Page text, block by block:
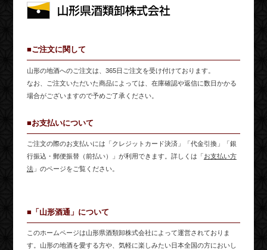
■ご注文に関して
山形の地酒へのご注文は、365日ご注文を受け付けております。
なお、ご注文いただいた商品によっては、在庫確認や返信に数日かかる
場合がございますので予めご了承ください。
■お支払いについて
ご注文の際のお支払いには「クレジットカード決済」「代金引換」「銀
行振込・郵便振替（前払い）」が利用できます。詳しくは「 お支払い方
法」のページをご覧ください。
■「山形酒通」について
このホームページは山形県酒類卸株式会社によって運営されておりま
す。山形の地酒を愛する方や、気軽に楽しみたい日本全国の方においし